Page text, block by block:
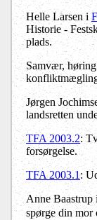
Helle Larsen i
Historie -
plads.
Samvær,
Jørgen
landsretten
TFA 2003.2:
forsørgelse.
TFA 2003.1:
Anne
spørge din